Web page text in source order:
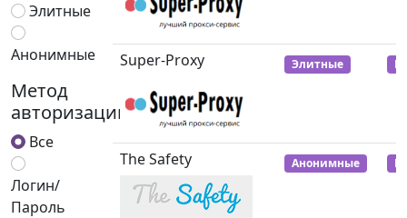
Элитные
Анонимные
Метод
авторизации
Все
Логин/
Пароль
Super-Proxy Элитные
The Safety Анонимные